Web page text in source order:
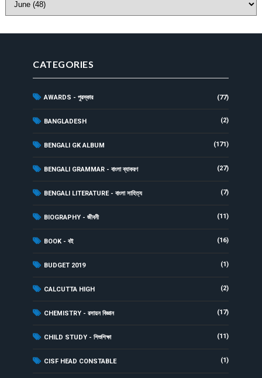
CATEGORIES
AWARDS - পুরস্কার (77)
BANGLADESH (2)
BENGALI GK ALBUM (171)
BENGALI GRAMMAR - বাংলা ব্যাকরণ (27)
BENGALI LITERATURE - বাংলা সাহিত্য (7)
BIOGRAPHY - জীবনী (11)
BOOK - বই (16)
BUDGET 2019 (1)
CALCUTTA HIGH (2)
CHEMISTRY - রসায়ন বিজ্ঞান (17)
CHILD STUDY - শিশুশিক্ষা (11)
CISF HEAD CONSTABLE (1)